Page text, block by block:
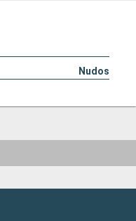
Nudos